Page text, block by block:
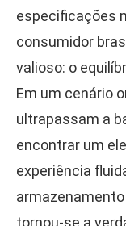
especificações
consumidor
valioso: o
Em um cenário
ultrapassam a
encontrar um
experiência